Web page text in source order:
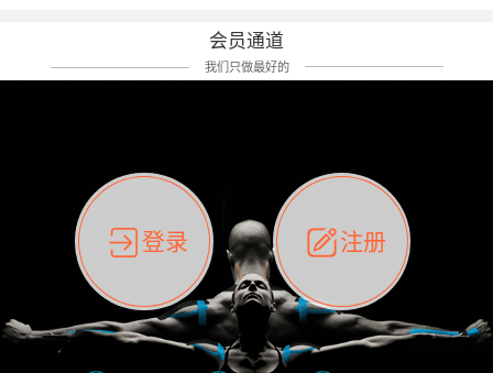
痛影响走路。当天疼痛部贴了EDF和胃十字，膝
关节贴了半月板贴布。第2天第12肋部的EDF和
消失，贴布也没有出现进一步瘙痒过敏。而膝
关节的半月板贴布张力用的100%，但自始至终
它都很坚强的贴着，没有出现过任何瘙痒的迹
象。不同的条件下，同一个身体，不同的部位
皮肤的敏感度也有不同。因此我们KINESIO要做
的，是在研发生产过程中竭尽全力的降低致敏
性，减少贴布本身带来的致敏率。那到底是什
么原因引起的过敏瘙痒呢？我整理了以下内容
仅供大家参考，希望能给予大家帮助。首先我
以激发身体的自然愈合能力。 通常，药物会削
弱细胞因子的作用，单方面还会引起副作用的
症状。 与此相比，Kinesio肌内效贴创造了细
的控制仍有许多未知。 细胞因子是一种酵素，
各种各样的酵素起着适当的作用，为细胞创造
了适合居住的环境。 在现代医学上，这种细胞
因子是一种酶的观点往往被否定，但在体内有
有毒细菌和无毒细菌，它们起着保持身体平衡
的作用。 Kinesio肌内效贴不像药物那样在短时
间内表现出症状，而是通过花费时间创造一个
对身体没有伤害（副作用等）的环境来减轻症
状。 但是，由于营养、精神、运动的平衡被破
状，而是指贴布本身很重量，以及贴布刺激的
类型。贴布的应用充分利用了体内由间质液组
成的自然流体力学的流体层。这种轻微的刺激
间，还可以在单片贴布上提供支持和深度刺
激。通过对间质液的适当控制，可以连接皮下
筋膜，对关节进行非常轻柔的刺激，增加患部
的治疗区域。 snowflake“雪花”贴布不会妨碍皮
肤上下左右运动，有效的辅助修复关节周围组
织的筋膜。它可以作用于关节或肌肉表面，释
放压力，刺激深层筋膜。“雪花”贴扎疗法是一
种可以改变肌肉、筋膜和间质液之间自然流动
关系的方法。 间质液间质被称为人体的新器
会员通道
我们只做最好的
登录 注册